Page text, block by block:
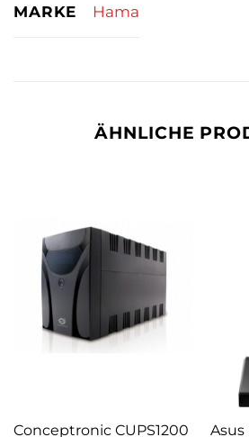
MARKE Hama
ÄHNLICHE
Conceptronic CUPS1200 Asus